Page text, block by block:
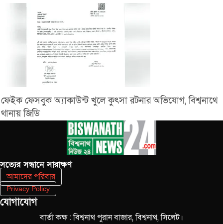
ফেইক ফেসবুক অ্যাকাউন্ট খুলে কুৎসা রটনার অভিযোগ, বিশ্বনাথে
থানায় জিডি
সত‌্যের সন্ধানে সারাক্ষণ
আমাদের পরিবার
Privacy Policy
যোগাযোগ
বার্তা কক্ষ : বিশ্বনাথ পুরান বাজার, বিশ্বনাথ, সিলেট।